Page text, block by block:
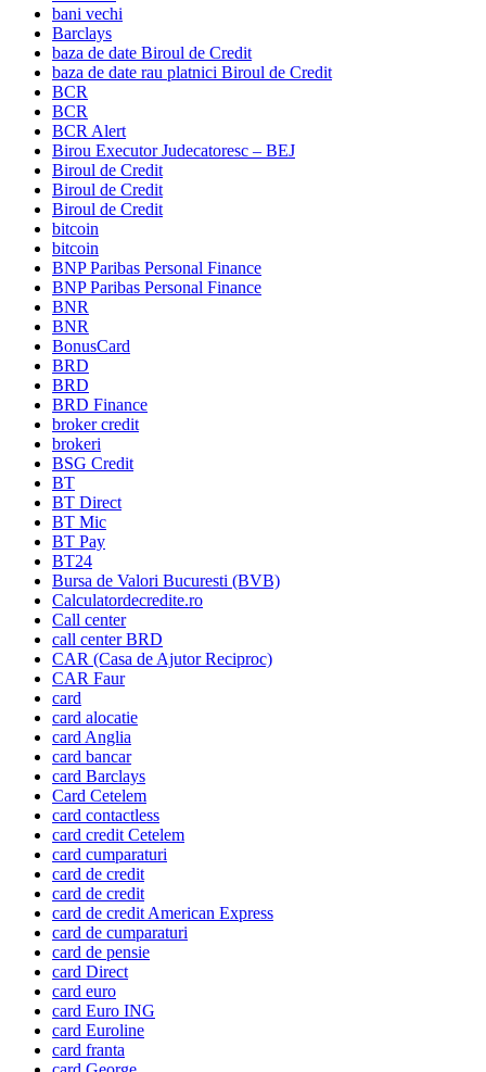
bani vechi
Barclays
baza de date Biroul de Credit
baza de date rau platnici Biroul de Credit
BCR
BCR
BCR Alert
Birou Executor Judecatoresc – BEJ
Biroul de Credit
Biroul de Credit
Biroul de Credit
bitcoin
bitcoin
BNP Paribas Personal Finance
BNP Paribas Personal Finance
BNR
BNR
BonusCard
BRD
BRD
BRD Finance
broker credit
brokeri
BSG Credit
BT
BT Direct
BT Mic
BT Pay
BT24
Bursa de Valori Bucuresti (BVB)
Calculatordecredite.ro
Call center
call center BRD
CAR (Casa de Ajutor Reciproc)
CAR Faur
card
card alocatie
card Anglia
card bancar
card Barclays
Card Cetelem
card contactless
card credit Cetelem
card cumparaturi
card de credit
card de credit
card de credit American Express
card de cumparaturi
card de pensie
card Direct
card euro
card Euro ING
card Euroline
card franta